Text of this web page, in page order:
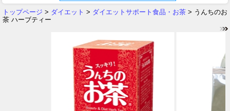
トップページ > ダイエット > ダイエットサポート食品・お茶 > うんちのお
茶 ハーブティー